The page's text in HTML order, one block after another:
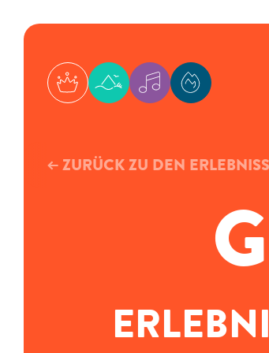
WDL Starnberger See
WDL Dünenhof
WDL Musicals
WDL
← ZURÜCK ZU DEN